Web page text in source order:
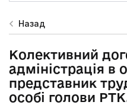
Назад
Колективний
адміністрація в
представник
особі голови